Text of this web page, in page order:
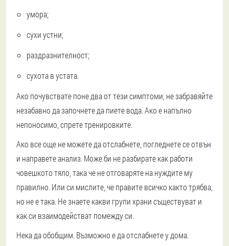
умора;
сухи устни;
раздразнителност;
сухота в устата.
Ако почувствате поне два от тези симптоми, не забравяйте
незабавно да започнете да пиете вода. Ако е напълно
непоносимо, спрете тренировките.
Ако все още не можете да отслабнете, погледнете се отвън
и направете анализ. Може би не разбирате как работи
човешкото тяло, така че не отговаряте на нуждите му
правилно. Или си мислите, че правите всичко както трябва,
но не е така. Не знаете какви групи храни съществуват и
как си взаимодействат помежду си.
Нека да обобщим. Възможно е да отслабнете у дома.